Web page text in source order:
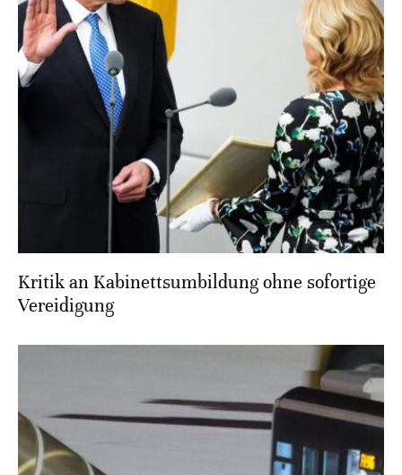
Kritik an Kabinettsumbildung ohne sofortige
Vereidigung